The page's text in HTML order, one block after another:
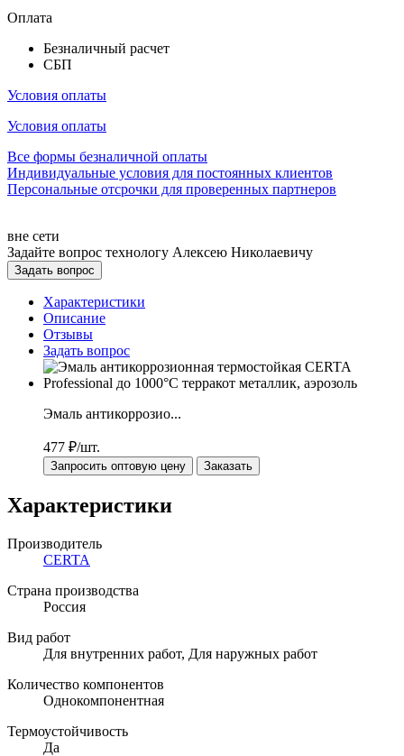
Оплата
Безналичный расчет
СБП
Условия оплаты
Условия оплаты
Все формы безналичной оплаты
Индивидуальные условия для постоянных клиентов
Персональные отсрочки для проверенных партнеров
вне сети
Задайте вопрос технологу Алексею Николаевичу
Задать вопрос
Характеристики
Описание
Отзывы
Задать вопрос
Эмаль антикоррозио...
477 ₽/шт.
Запросить оптовую цену Заказать
Характеристики
Производитель
CERTA
Страна производства
Россия
Вид работ
Для внутренних работ, Для наружных работ
Количество компонентов
Однокомпонентная
Термоустойчивость
Да